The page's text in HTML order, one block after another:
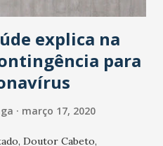
explica na
para
março 17, 2020
Doutor Cabeto,